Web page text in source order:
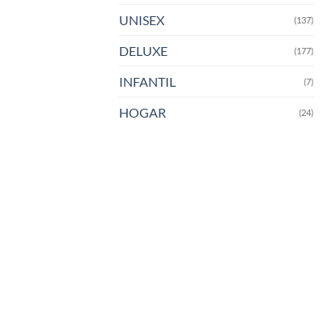
UNISEX (137)
DELUXE (177)
INFANTIL (7)
HOGAR
(24)